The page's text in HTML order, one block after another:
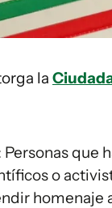
la
Personas que
o
homenaje